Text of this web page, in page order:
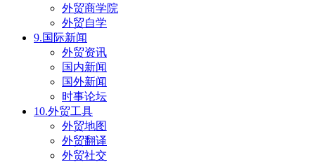
外贸商学院
外贸自学
9.国际新闻
外贸资讯
国内新闻
国外新闻
时事论坛
10.外贸工具
外贸地图
外贸翻译
外贸社交